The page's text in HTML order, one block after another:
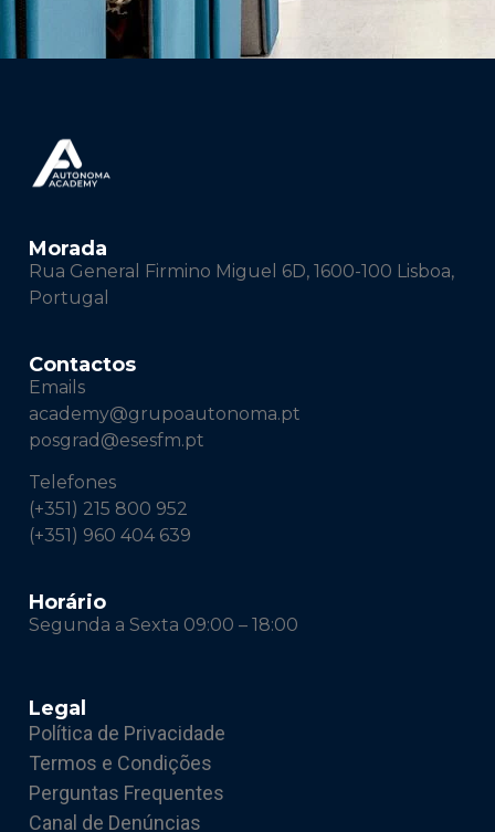
Morada
Rua General Firmino Miguel 6D, 1600-100 Lisboa,
Portugal
Contactos
Emails
academy@grupoautonoma.pt
posgrad@esesfm.pt
Telefones
(+351) 215 800 952
(+351) 960 404 639
Horário
Segunda a Sexta 09:00 – 18:00
Legal
Política de Privacidade
Termos e Condições
Perguntas Frequentes
Canal de Denúncias